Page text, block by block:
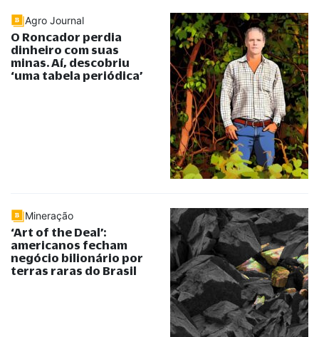
Agro Journal
O Roncador perdia
dinheiro com suas
minas. Aí, descobriu
‘uma tabela periódica’
Mineração
‘Art of the Deal’:
americanos fecham
negócio bilionário por
terras raras do Brasil